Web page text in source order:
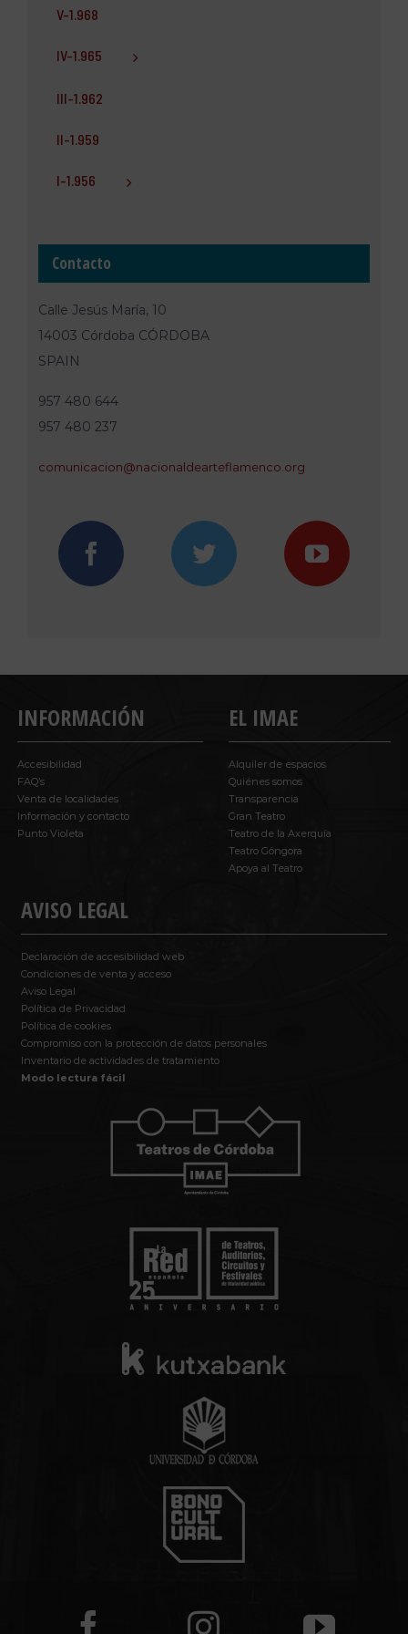
V-1.968
IV-1.965
III-1.962
II-1.959
I-1.956
Contacto
Calle Jesús María, 10
14003 Córdoba CÓRDOBA
SPAIN
957 480 644
957 480 237
comunicacion@nacionaldearteflamenco.org
INFORMACIÓN
Accesibilidad
FAQ’s
Venta de localidades
Información y contacto
Punto Violeta
AVISO LEGAL
Declaración de accesibilidad web
Condiciones de venta y acceso
Aviso Legal
Política de Privacidad
Política de cookies
Compromiso con la protección de datos personales
Inventario de actividades de tratamiento
Modo lectura fácil
EL IMAE
Alquiler de espacios
Quiénes somos
Transparencia
Gran Teatro
Teatro de la Axerquía
Teatro Góngora
Apoya al Teatro